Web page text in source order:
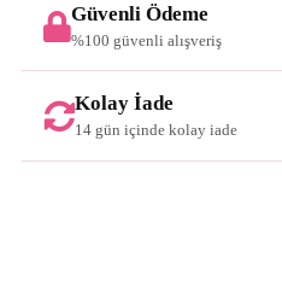
Güvenli Ödeme
%100 güvenli alışveriş
Kolay İade
14 gün içinde kolay iade